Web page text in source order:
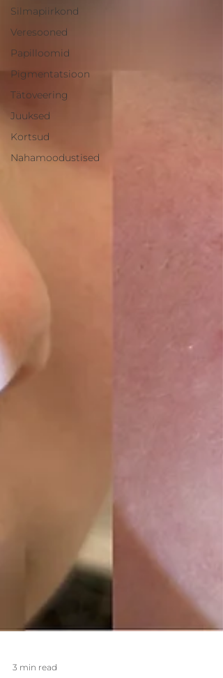
Silmapiirkond
Veresooned
Papilloomid
Pigmentatsioon
Tätoveering
Juuksed
Kortsud
Nahamoodustised